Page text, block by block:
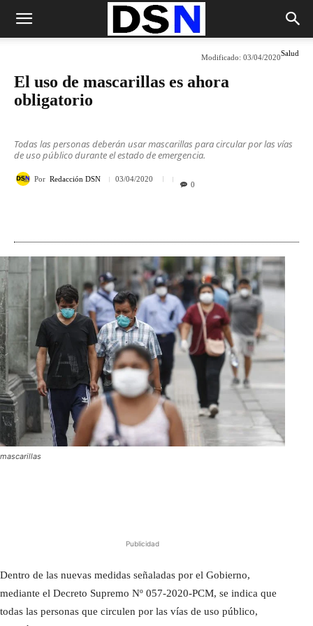
Salud
Modificado: 03/04/2020
El uso de mascarillas es ahora
obligatorio
Todas las personas deberán usar mascarillas para circular por las vías
de uso público durante el estado de emergencia.
Por Redacción DSN 03/04/2020
0
mascarillas
Publicidad
Dentro de las nuevas medidas señaladas por el Gobierno,
mediante el Decreto Supremo Nº 057-2020-PCM, se indica que
todas las personas que circulen por las vías de uso público,